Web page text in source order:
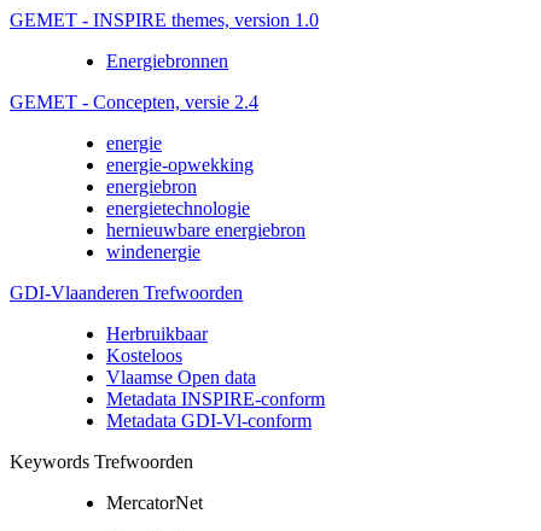
GEMET - INSPIRE themes, version 1.0
Energiebronnen
GEMET - Concepten, versie 2.4
energie
energie-opwekking
energiebron
energietechnologie
hernieuwbare energiebron
windenergie
GDI-Vlaanderen Trefwoorden
Herbruikbaar
Kosteloos
Vlaamse Open data
Metadata INSPIRE-conform
Metadata GDI-Vl-conform
Keywords Trefwoorden
MercatorNet